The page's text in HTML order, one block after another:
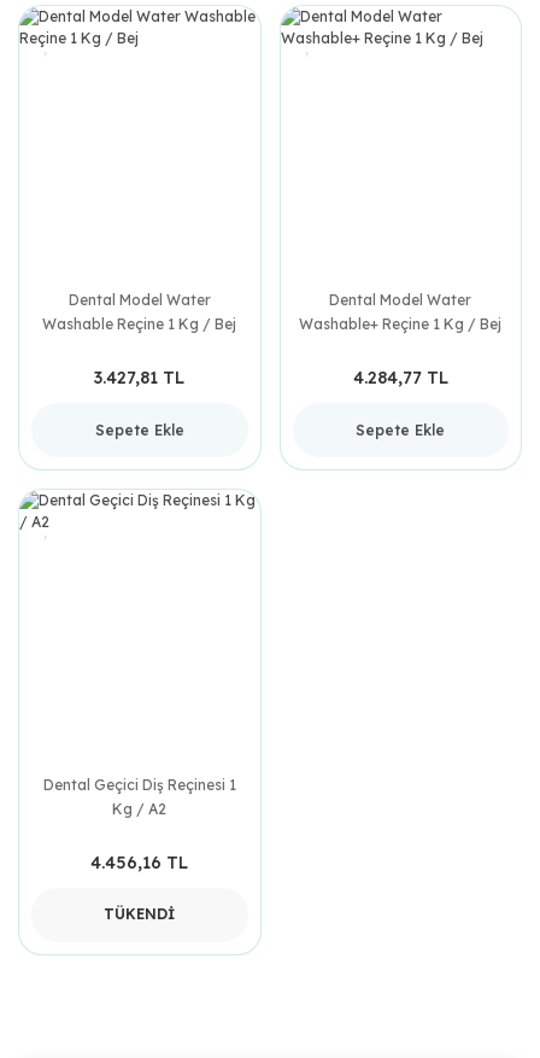
Dental Model Water
Washable Reçine 1 Kg / Bej
3.427,81 TL
Sepete Ekle
Dental Model Water
Washable+ Reçine 1 Kg / Bej
4.284,77 TL
Sepete Ekle
Dental Geçici Diş Reçinesi 1
Kg / A2
4.456,16 TL
TÜKENDİ